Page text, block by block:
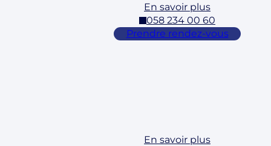
En savoir plus
058 234 00 60
Prendre rendez-vous
En savoir plus